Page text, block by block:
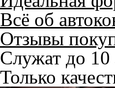
Всё об
Отзывы
Служат до 10
Только